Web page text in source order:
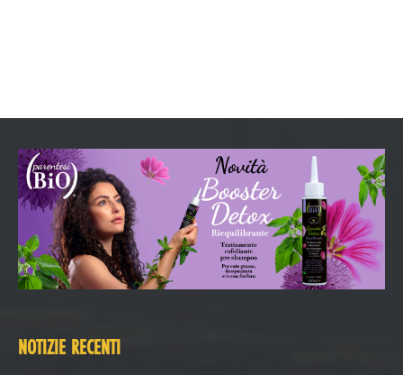
NOTIZIE RECENTI